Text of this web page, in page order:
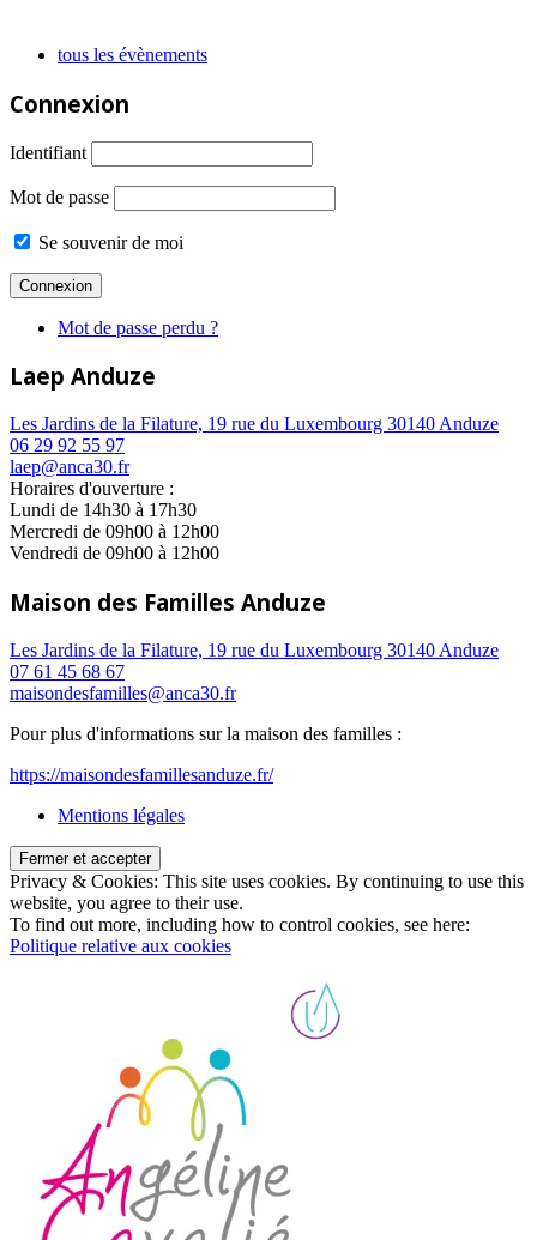
tous les évènements
Connexion
Identifiant
Mot de passe
Se souvenir de moi
Mot de passe perdu ?
Laep Anduze
Les Jardins de la Filature, 19 rue du Luxembourg 30140 Anduze
06 29 92 55 97
laep@anca30.fr
Horaires d'ouverture :
Lundi de 14h30 à 17h30
Mercredi de 09h00 à 12h00
Vendredi de 09h00 à 12h00
Maison des Familles Anduze
Les Jardins de la Filature, 19 rue du Luxembourg 30140 Anduze
07 61 45 68 67
maisondesfamilles@anca30.fr
Pour plus d'informations sur la maison des familles :
https://maisondesfamillesanduze.fr/
Mentions légales
Privacy & Cookies: This site uses cookies. By continuing to use this
website, you agree to their use.
To find out more, including how to control cookies, see here:
Politique relative aux cookies